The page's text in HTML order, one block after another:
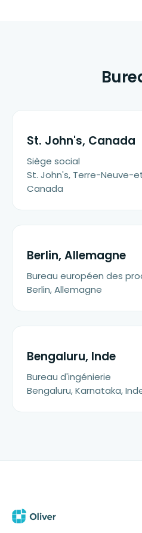
St. John's, Canada
Siège social
St. John's, Terre-Neuve-
Canada
Berlin, Allemagne
Bureau européen des
Berlin, Allemagne
Bengaluru, Inde
Bureau d'ingénierie
Bengaluru, Karnataka,